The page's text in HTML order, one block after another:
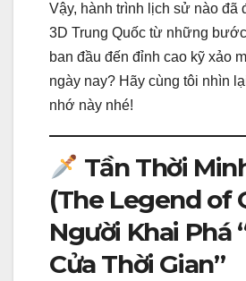
Vậy, hành trình lịch sử nào đã
3D Trung Quốc từ những
ban đầu đến đỉnh cao kỹ xảo
ngày nay? Hãy cùng tôi nhìn
nhớ này nhé!
Tần Thời
(The Legend of
Người Khai Phá
Cửa Thời Gian”